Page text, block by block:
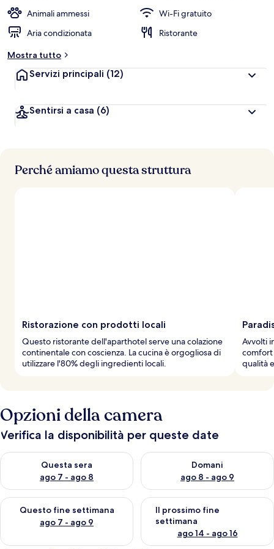
Animali ammessi
Wi-Fi gratuito
Aria condizionata
Ristorante
Mostra tutto
Servizi principali (12)
Sentirsi a casa (6)
Perché amiamo questa struttura
Ristorazione con prodotti locali
Questo ristorante dell'aparthotel serve una colazione
continentale con coscienza. La cucina è orgogliosa di
utilizzare l'80% degli ingredienti locali.
Avvolti
comfort
qualità
Opzioni della camera
Verifica la disponibilità per queste date
Questa sera
ago 7 - ago 8
Verifica la disponibilità per questa sera, ago 7 - ago 8
Domani
ago 8 - ago 9
Verifica la disponibilità per
Questo fine settimana
ago 7 - ago 9
Verifica la disponibilità per questo fine settimana, ago 7 - ago
Il prossimo fine
settimana
ago 14 - ago 16
Verifica la disponibilità per il